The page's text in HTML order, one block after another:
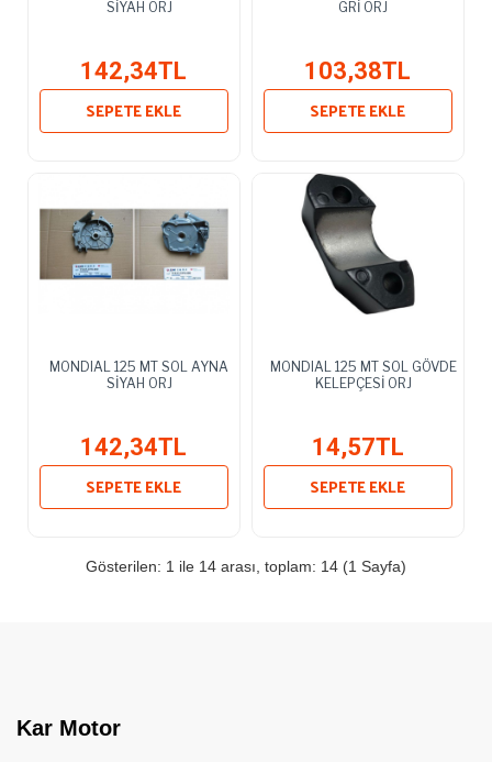
SİYAH ORJ
142,34TL
SEPETE EKLE
GRİ ORJ
103,38TL
SEPETE EKLE
MONDIAL 125 MT SOL AYNA
SİYAH ORJ
142,34TL
SEPETE EKLE
MONDIAL 125 MT SOL GÖVDE
KELEPÇESİ ORJ
14,57TL
SEPETE EKLE
Gösterilen: 1 ile 14 arası, toplam: 14 (1 Sayfa)
Kar Motor